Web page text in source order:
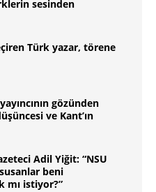
sesinden
Türk yazar, törene
gözünden
ve Kant’ın
Adil Yiğit: “NSU
beni
mı istiyor?”